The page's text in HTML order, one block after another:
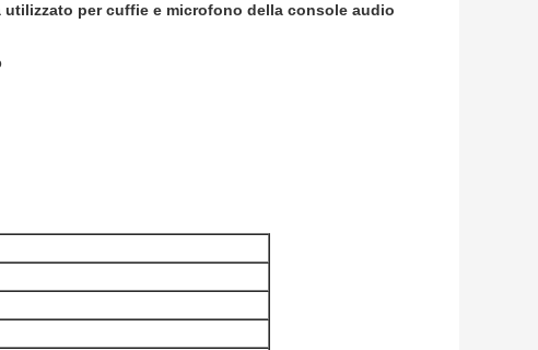
utilizzato per cuffie e microfono della console audio